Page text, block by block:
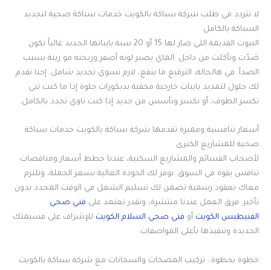
لا تتردد في طلب شركة سباكة بالكويت خدمات سباكة صحية لتجديد
السباكة بالكامل
البيوت القديمة اللي صار لها 15 أو 20 سنة بايباتها الحديد غالباً تكون
صَدّت وتآكلت من داخل. الماي يصير لونه أصفر وريحته مو زينة بسبب
الصدأ. في هالحالة، الترقيع ما ينفع، لازم تسوي تجديد شامل. إحنا نقدم
لك حلول لتمديد بايبات خارجية مخفية بديكورات حلوة إذا ما كنت تبي
تكسر الطوف، أو نكسر ونأسس من جديد إذا كنت ناوي تجدد بالكامل.
أسعار تنافسية ومميزة تقدمها شركة سباكة بالكويت خدمات سباكة
صحية للمشاريع الكبرى
لأصحاب القسائم والمشاريع السكنية، عندنا خطط أسعار ومناقصات
تنافس بقوة في السوق. نوفر لك الجودة العالية بسعر الجملة، ونلتزم
معاك بعقود رسمية تضمن لك تسليم الشغل في الوقت المحدد بدون
تأخير. فرق العمل عندنا منتشرة، وتقدر تعتمد على فني صحي
الفنيطيس الكويت أو فني صحي السلام الكويت للإشراف على قسيمتك
الجديدة وتنفيذها بأعلى المواصفات.
خطوة بخطوة.. تركيب المضخات والسخانات مع شركة سباكة بالكويت